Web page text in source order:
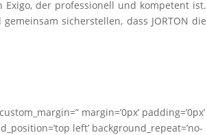
der professionell und kompetent ist.
sicherstellen, dass JORTON die
margin=’0px’ padding=’0px’
left’ background_repeat=’no-